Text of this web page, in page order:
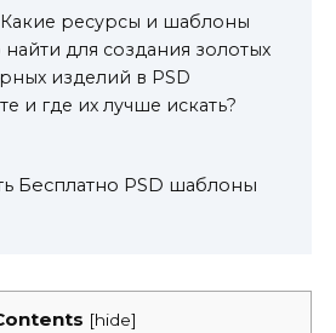
Какие ресурсы и шаблоны
для создания золотых
изделий в PSD
и где их лучше искать?
Бесплатно PSD шаблоны
[hide]